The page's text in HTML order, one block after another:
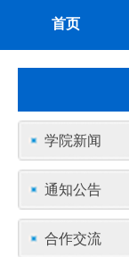
首页
学院新闻
通知公告
合作交流